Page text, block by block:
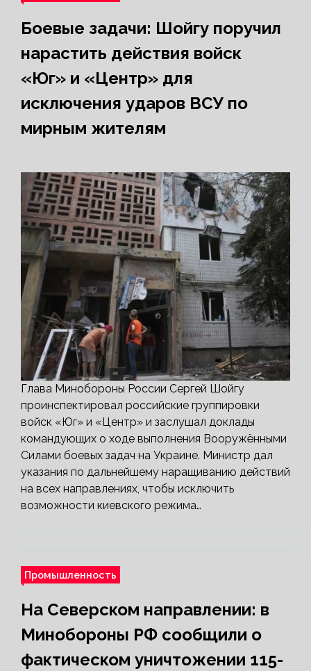
Боевые задачи: Шойгу поручил
нарастить действия войск
«Юг» и «Центр» для
исключения ударов ВСУ по
мирным жителям
Глава Минобороны России Сергей Шойгу
проинспектировал российские группировки
войск «Юг» и «Центр» и заслушал доклады
командующих о ходе выполнения Вооружёнными
Силами боевых задач на Украине. Министр дал
указания по дальнейшему наращиванию действий
на всех направлениях, чтобы исключить
возможности киевского режима…
Промышленность
На Северском направлении: в
Минобороны РФ сообщили о
фактическом уничтожении 115-